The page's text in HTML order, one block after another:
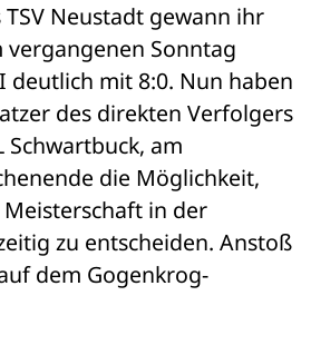
Neustadt gewann ihr
vergangenen Sonntag
deutlich mit 8:0. Nun haben
des direkten Verfolgers
Schwartbuck, am
die Möglichkeit,
in der
zu entscheiden. Anstoß
dem Gogenkrog-